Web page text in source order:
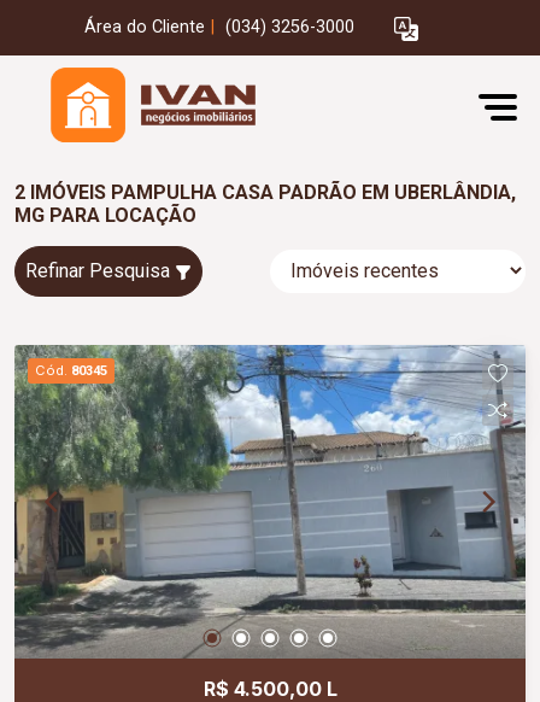
Área do Cliente (034) 3256-3000
2 IMÓVEIS PAMPULHA CASA PADRÃO EM UBERLÂNDIA,
MG PARA LOCAÇÃO
Refinar Pesquisa
Cód. 80345
R$ 4.500,00 L